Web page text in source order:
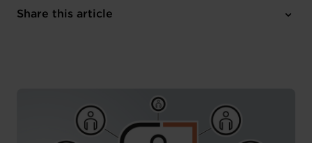
House of Entrepreneurship 14 Rue Erasme, 1468 Kirchberg
Register here
Share this article